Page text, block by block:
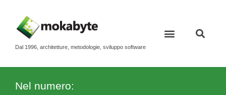
Dal 1996, architetture, metodologie, sviluppo software
Nel numero: